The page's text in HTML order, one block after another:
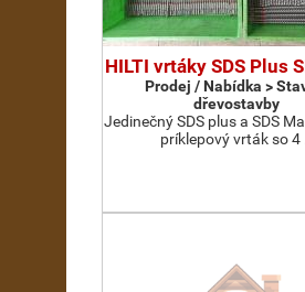
HILTI vrtáky SDS Plus
Prodej / Nabídka >
dřevostavby
Jedinečný SDS plus a SDS
príklepový vrták so 4